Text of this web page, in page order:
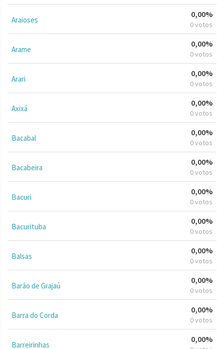
Araioses
0,00%
0 votos
Arame
0,00%
0 votos
Arari
0,00%
0 votos
Axixá
0,00%
0 votos
Bacabal
0,00%
0 votos
Bacabeira
0,00%
0 votos
Bacuri
0,00%
0 votos
Bacurituba
0,00%
0 votos
Balsas
0,00%
0 votos
Barão de Grajaú
0,00%
0 votos
Barra do Corda
0,00%
0 votos
Barreirinhas
0,00%